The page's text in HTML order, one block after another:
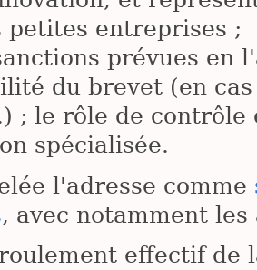
petites entreprises ;
prévues en
du brevet (en
; le rôle de contrôle
spécialisée.
l'adresse comme
, avec notamment
effectif de